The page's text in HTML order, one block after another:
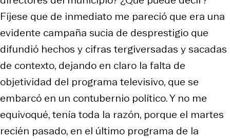
Fíjese que de inmediato me pareció que era una
evidente campaña sucia de desprestigio que
difundió hechos y cifras tergiversadas y sacadas
de contexto, dejando en claro la falta de
objetividad del programa televisivo, que se
embarcó en un contubernio político. Y no me
equivoqué, tenía toda la razón, porque el martes
recién pasado, en el último programa de la